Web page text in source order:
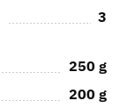
3
250 g
200 g